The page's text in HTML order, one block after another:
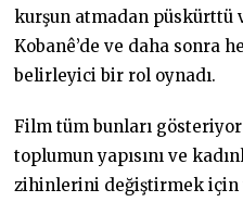
kurşun atmadan püskürttü
Kobanê’de ve daha sonra
belirleyici bir rol oynadı.
Film tüm bunları gösteriyor
toplumun yapısını ve
zihinlerini değiştirmek için